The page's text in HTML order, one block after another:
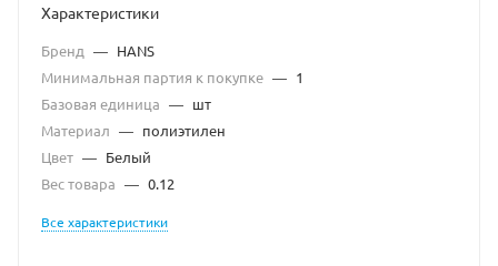
Характеристики
Бренд — HANS
Минимальная партия к покупке — 1
Базовая единица — шт
Материал — полиэтилен
Цвет — Белый
Вес товара — 0.12
Все характеристики